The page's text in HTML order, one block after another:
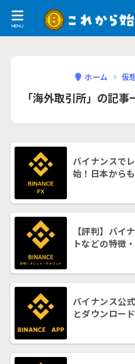
ホーム 仮
「海外取引所」の記事
バイナンスで
始！日本から
【評判】バイ
トなどの特徴
バイナンス公
とダウンロー